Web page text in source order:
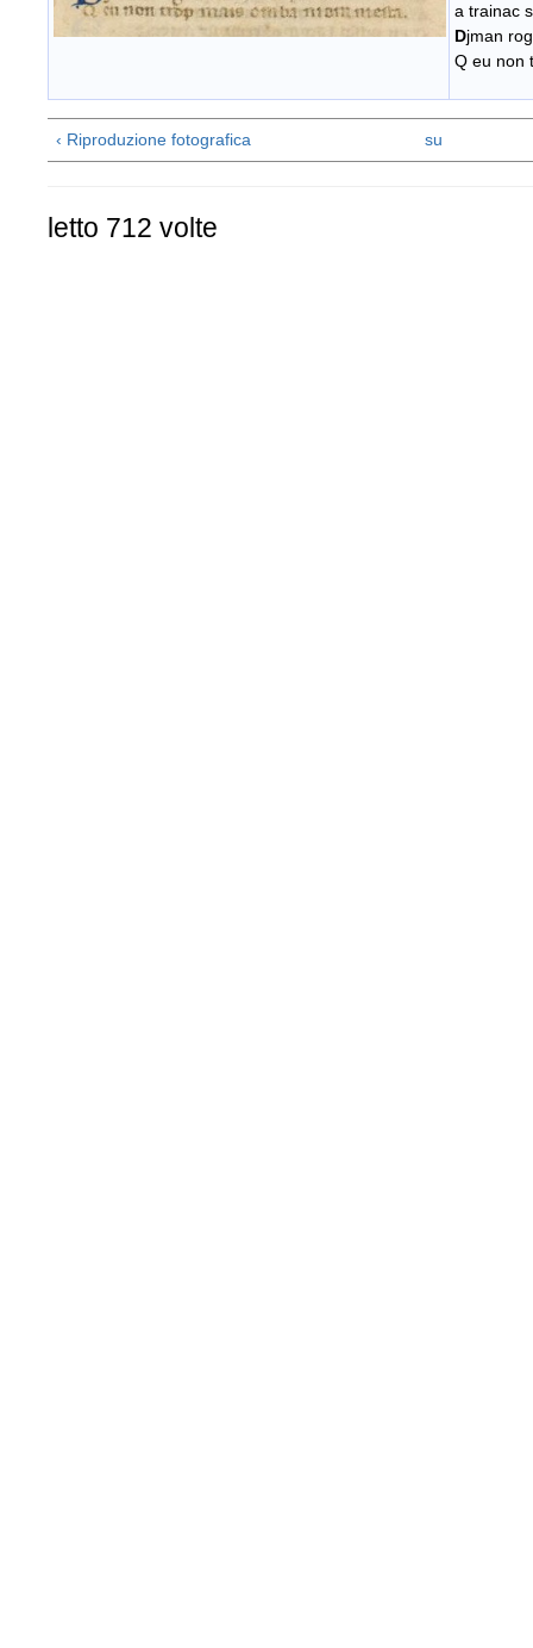
a trainac
Djman
Q eu non
‹ Riproduzione fotografica su
letto 712 volte